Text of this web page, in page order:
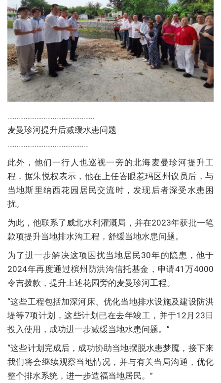
…………………………………………
麦曼珍河提升后减缓水患问题
………………………………………
此外，他们一行人也巡视一旁的北海麦曼珍河提升工
程，据朱悦权表示，他在上任峇眼惹玛区州议员后，与
当地斯里纳西花园居民交流时，发现后者深受水患困
扰。
为此，他联系了威北水利灌溉局，并在2023年获批一笔
款项提升当地排水沟工程，舒缓当地水患问题。
为了进一步解决这项困扰当地居民30年的隐患，他于
2024年再度通过槟州防洪沟信托基金，申请41万4000
令吉拨款，提升上述花园旁的麦曼珍河工程。
“这些工程包括加深河床、优化当地排水设施及建设防洪
堤等7项计划，这些计划已在去年竣工，并于12月23日
投入使用，成功进一步减缓当地水患问题。”
“这些计划完成后，成功协助当地摆脱水患梦魇，接下来
我们将会继续观察当地情况，并与有关当局沟通，优化
整个排水系统，进一步造福当地居民。”